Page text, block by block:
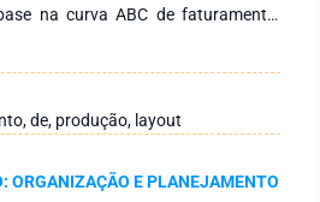
na curva ABC de faturamento,
do lote, fez-se necessário a
se um novo mapeamento de
para o balanceamento da
a estocagem dos produtos foi
layout com a implantação de um
A coleta dos resultados se deu em
de, produção, layout
ORGANIZAÇÃO E PLANEJAMENTO